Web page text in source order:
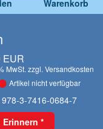
Warenkorb
EUR
MwSt. zzgl. Versandkosten
Artikel nicht verfügbar
978-3-7416-0684-7
Erinnern *